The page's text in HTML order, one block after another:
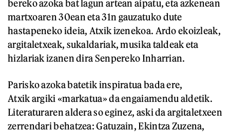
bereko azoka bat lagun artean aipatu, eta azkenean
martxoaren 30ean eta 31n gauzatuko dute
hastapeneko ideia, Atxik izenekoa. Ardo ekoizleak,
argitaletxeak, sukaldariak, musika taldeak eta
hizlariak izanen dira Senpereko Inharrian.
Parisko azoka batetik inspiratua bada ere,
Atxik argiki «markatua» da engaiamendu aldetik.
Literaturaren aldera so eginez, aski da argitaletxeen
zerrendari behatzea: Gatuzain, Ekintza Zuzena,